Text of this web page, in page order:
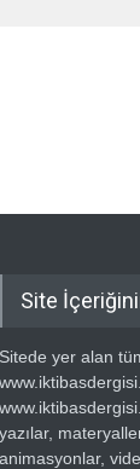
Site
Sitede yer alan
yazılar,
animasyonlar,